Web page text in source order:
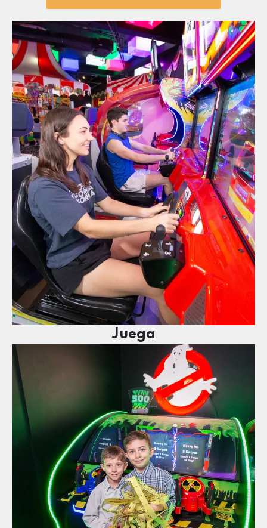
Juega